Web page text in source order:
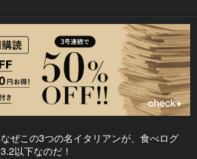
なぜこの3つの名イタリアンが、食べログ
3.2以下なのだ！